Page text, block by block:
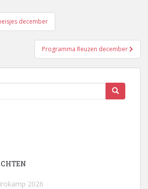
december
Programma Reuzen december
2026